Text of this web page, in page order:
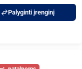
Palyginti įrenginį